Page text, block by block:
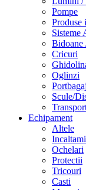
Pompe
Produse
Sisteme
Bidoane
Cricuri
Oglinzi
Scule/
Echipament
Altele
Ochelari
Protectii
Tricouri
Casti